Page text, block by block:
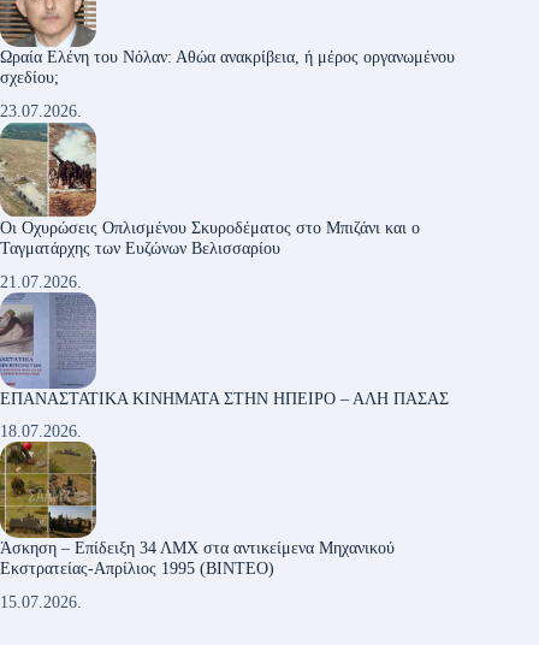
Ωραία Ελένη του Νόλαν: Αθώα ανακρίβεια, ή μέρος οργανωμένου
σχεδίου;
23.07.2026.
Οι Οχυρώσεις Οπλισμένου Σκυροδέματος στο Μπιζάνι και ο
Ταγματάρχης των Ευζώνων Βελισσαρίου
21.07.2026.
ΕΠΑΝΑΣΤΑΤΙΚΑ ΚΙΝΗΜΑΤΑ ΣΤΗΝ ΗΠΕΙΡΟ – ΑΛΗ ΠΑΣΑΣ
18.07.2026.
Άσκηση – Επίδειξη 34 ΛΜΧ στα αντικείμενα Μηχανικού
Εκστρατείας-Απρίλιος 1995 (ΒΙΝΤΕΟ)
15.07.2026.